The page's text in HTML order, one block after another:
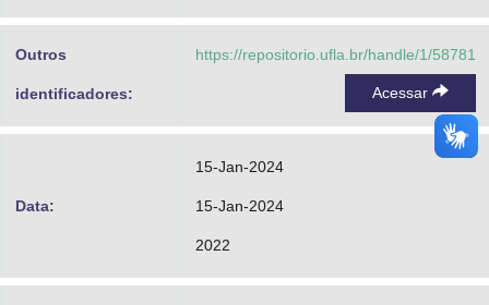
Outros
identificadores:
https://repositorio.ufla.br/handle/1/58781
Acessar
Data:
15-Jan-2024
15-Jan-2024
2022